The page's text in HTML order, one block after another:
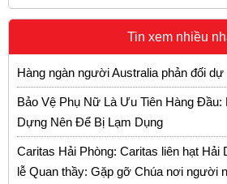
Tin xem nhiều
Hàng ngàn người Australia phản đối
Bảo Vệ Phụ Nữ Là Ưu Tiên Hàng
Dựng Nên Để Bị Lạm Dụng
Caritas Hải Phòng: Caritas liên hạt
lễ Quan thầy: Gặp gỡ Chúa nơi người